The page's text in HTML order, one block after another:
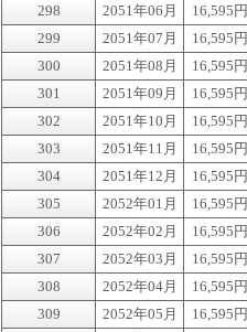
298
2051年06月 16,595円
299
2051年07月 16,595円
300
2051年08月 16,595円
301
2051年09月 16,595円
302
2051年10月 16,595円
303
2051年11月 16,595円
304
2051年12月 16,595円
305
2052年01月 16,595円
306
2052年02月 16,595円
307
2052年03月 16,595円
308
2052年04月 16,595円
309
2052年05月 16,595円